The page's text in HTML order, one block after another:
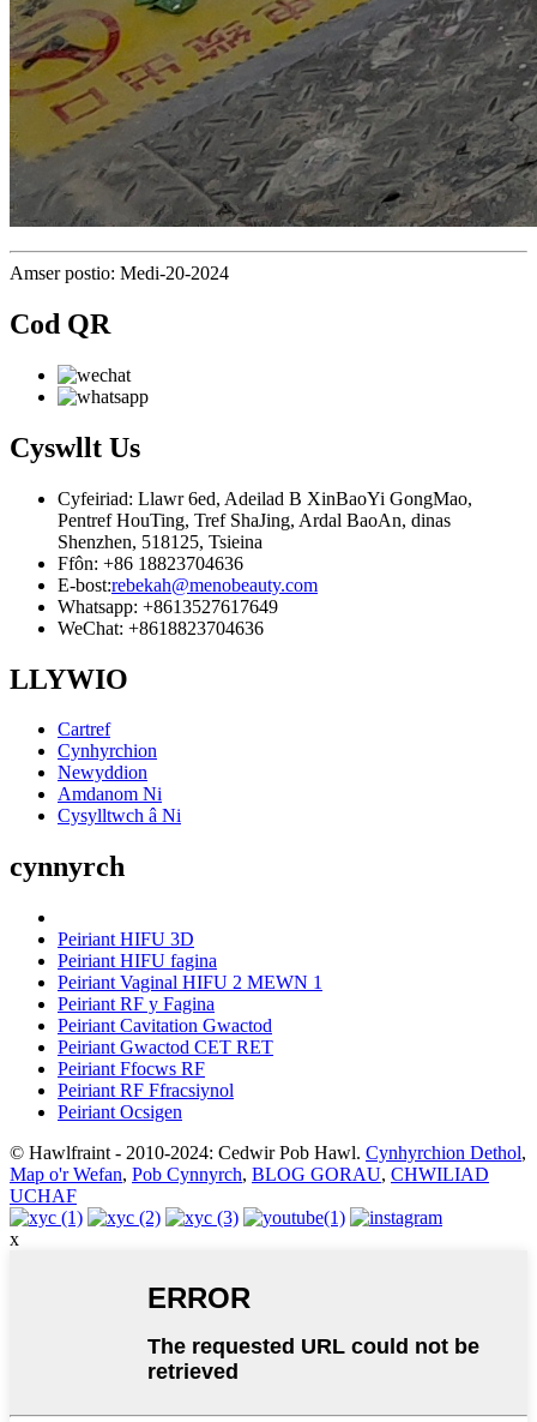
Amser postio: Medi-20-2024
Cod QR
Cyswllt Us
Cyfeiriad: Llawr 6ed, Adeilad B XinBaoYi GongMao,
Pentref HouTing, Tref ShaJing, Ardal BaoAn, dinas
Shenzhen, 518125, Tsieina
Ffôn: +86 18823704636
E-bost:rebekah@menobeauty.com
Whatsapp: +8613527617649
WeChat: +8618823704636
LLYWIO
Cartref
Cynhyrchion
Newyddion
Amdanom Ni
Cysylltwch â Ni
cynnyrch
Peiriant HIFU 3D
Peiriant HIFU fagina
Peiriant Vaginal HIFU 2 MEWN 1
Peiriant RF y Fagina
Peiriant Cavitation Gwactod
Peiriant Gwactod CET RET
Peiriant Ffocws RF
Peiriant RF Ffracsiynol
Peiriant Ocsigen
© Hawlfraint - 2010-2024: Cedwir Pob Hawl. Cynhyrchion Dethol,
Map o'r Wefan, Pob Cynnyrch, BLOG GORAU, CHWILIAD
UCHAF
x